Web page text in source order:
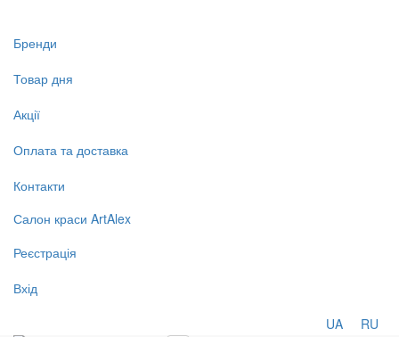
Бренди
Товар дня
Акції
Оплата та доставка
Контакти
Салон краси ArtAlex
Реєстрація
Вхід
UA RU